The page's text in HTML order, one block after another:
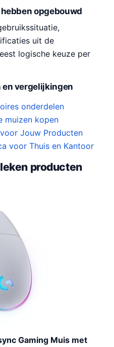
opgebouwd
uit de
logische keuze per
en vergelijkingen
onderdelen
muizen kopen
Jouw Producten
voor Thuis en Kantoor
producten
Gaming Muis met